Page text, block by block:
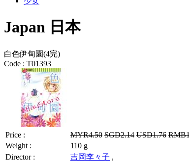
Japan 日本
白色伊甸園(4完)
Code : T01393
Price : MYR4.50 SGD2.14 USD1.76
Weight :
110 g
Director :
吉岡李々子 ,